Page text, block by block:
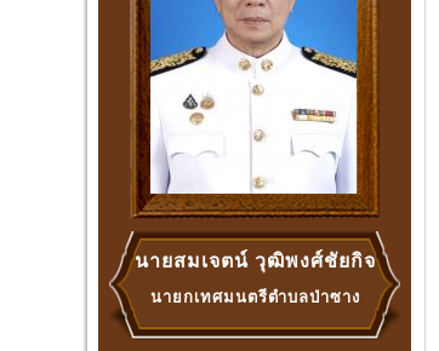
นายสมเจตน์ วุฒิพงศ์ชัยกิจ
นายกเทศมนตรีตำบลป่าซาง